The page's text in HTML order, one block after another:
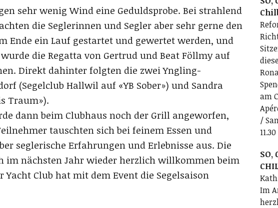
sehr wenig Wind eine Geduldsprobe. Bei strahlend
die Seglerinnen und Segler aber sehr gerne den
Ende ein Lauf gestartet und gewertet werden, und
die Regatta von Gertrud und Beat Föllmy auf
Direkt dahinter folgten die zwei Yngling-
(Segelclub Hallwil auf «YB Sober») und Sandra
Traum»).
dann beim Clubhaus noch der Grill angeworfen,
tauschten sich bei feinem Essen und
seglerische Erfahrungen und Erlebnisse aus. Die
im nächsten Jahr wieder herzlich willkommen beim
Club hat mit dem Event die Segelsaison
am
/
SO,
Im